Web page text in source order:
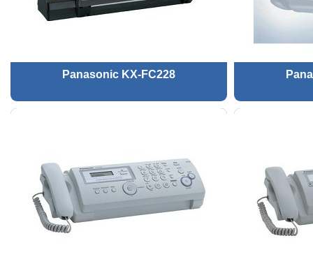
Panasonic KX-FC228